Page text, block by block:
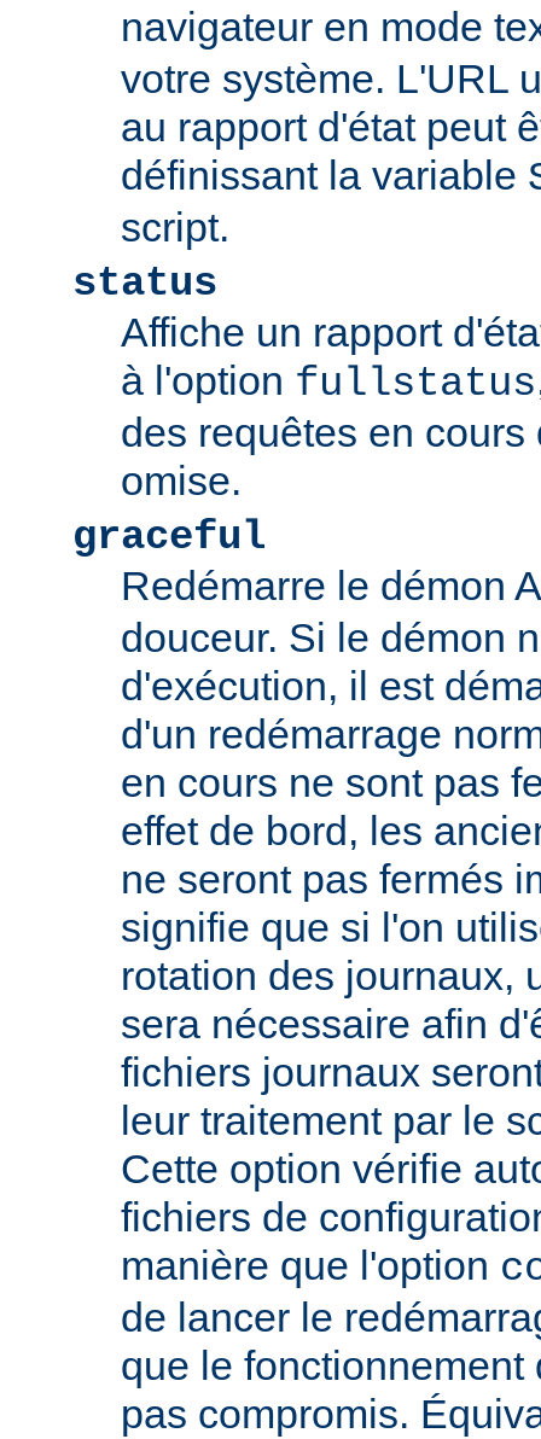
navigateur en mode
votre système. L'URL
au rapport d'état peut
définissant la variable
script.
status
Affiche un rapport
à l'option fullstatus
des requêtes en cours
omise.
graceful
Redémarre le démon
douceur. Si le démon
d'exécution, il est
d'un redémarrage
en cours ne sont pas
effet de bord, les
ne seront pas fermés
signifie que si l'on
rotation des journaux,
sera nécessaire afin
fichiers journaux
leur traitement par le
Cette option vérifie
fichiers de
manière que l'option
de lancer le
que le fonctionnement
pas compromis.